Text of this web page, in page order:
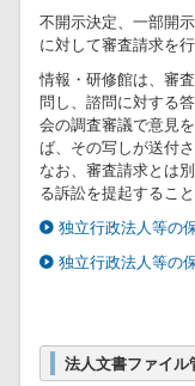
不開示決定、一部開
に対して審査請求を
情報・研修館は、審
問し、諮問に対する
会の調査審議で意見
ば、その写しが送付さ
なお、審査請求とは
る訴訟を提起すること
独立行政法人等の
独立行政法人等の
法人文書ファイル